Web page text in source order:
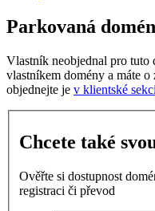
Parkovaná
Vlastník neobjednal pro tuto
vlastníkem domény a máte
objednejte je v klientské sekci
Chcete také
Ověřte si dostupnost
registraci či převod